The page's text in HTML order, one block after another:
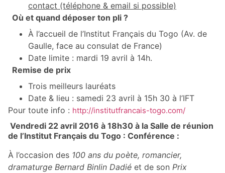
contact (téléphone & email si possible)
Où et quand déposer ton pli ?
À l’accueil de l’Institut Français du Togo (Av. de
Gaulle, face au consulat de France)
Date limite : mardi 19 avril à 14h.
Remise de prix
Trois meilleurs lauréats
Date & lieu : samedi 23 avril à 15h 30 à l’IFT
Pour toute info : http://institutfrancais-togo.com/
Vendredi 22 avril 2016 à 18h30 à la Salle de réunion
de l’Institut Français du Togo : Conférence :
À l’occasion des 100 ans du poète, romancier,
dramaturge Bernard Binlin Dadié et de son Prix